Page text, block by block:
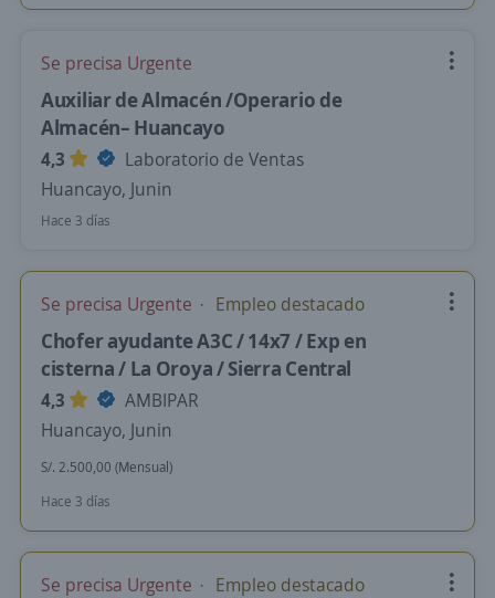
Se precisa Urgente
Auxiliar de Almacén /Operario de
Almacén– Huancayo
4,3
Laboratorio de Ventas
Huancayo, Junin
Hace 3 días
Se precisa Urgente Empleo destacado
Chofer ayudante A3C / 14x7 / Exp en
cisterna / La Oroya / Sierra Central
4,3
AMBIPAR
Huancayo, Junin
S/. 2.500,00 (Mensual)
Hace 3 días
Se precisa Urgente Empleo destacado